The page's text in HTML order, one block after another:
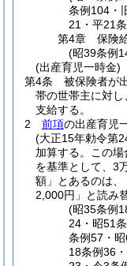
条例104・
21・平21
第4章
保険
(昭39条例
(出産育児一時金)
第4条
被保険者が
帯の世帯主に対
支給する。
2
前項の出産育児
(大正15年勅令第
加算する。
この
を基準として、3
額」とあるのは
2,000円」と読み
(昭35条例
24・昭51
条例57・
18条例36